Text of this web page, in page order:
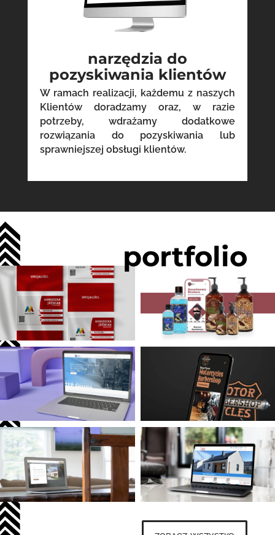
narzędzia do
pozyskiwania klientów
W ramach realizacji, każdemu z naszych
Klientów doradzamy oraz, w razie
potrzeby, wdrażamy dodatkowe
rozwiązania do pozyskiwania lub
sprawniejszej obsługi klientów.
portfolio